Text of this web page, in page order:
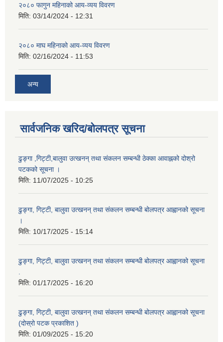
२०८० फागुन महिनाको आय-व्यय विवरण
मिति: 03/14/2024 - 12:31
२०८० माघ महिनाको आय-व्यय विवरण
मिति: 02/16/2024 - 11:53
अन्य
सार्वजनिक खरिद/बोलपत्र सूचना
ढुङ्गा ,गिट्टी,बालुवा उत्खनन् तथा संकलन सम्बन्धी ठेक्का आवाह्नको दोश्रो
पटकको सूचना ।
मिति: 11/07/2025 - 10:25
ढुङ्गा, गिट्टी, बालुवा उत्खनन् तथा संकलन सम्बन्धी बोलपत्र आह्वानको सूचना
।
मिति: 10/17/2025 - 15:14
ढुङ्गा, गिट्टी, बालुवा उत्खनन् तथा संकलन सम्बन्धी बोलपत्र आह्वानको सूचना
.
मिति: 01/17/2025 - 16:20
ढुङ्गा, गिट्टी, बालुवा उत्खनन् तथा संकलन सम्बन्धी बोलपत्र आह्वानको सूचना
(दोस्रो पटक प्रकाशित )
मिति: 01/09/2025 - 15:20